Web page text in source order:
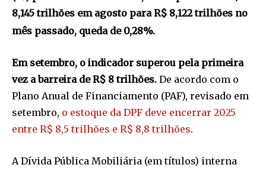
8,145 trilhões em agosto para R$ 8,122 trilhões no
mês passado, queda de 0,28%.
Em setembro, o indicador superou pela primeira
vez a barreira de R$ 8 trilhões. De acordo com o
Plano Anual de Financiamento (PAF), revisado em
setembro, o estoque da DPF deve encerrar 2025
entre R$ 8,5 trilhões e R$ 8,8 trilhões.
A Dívida Pública Mobiliária (em títulos) interna